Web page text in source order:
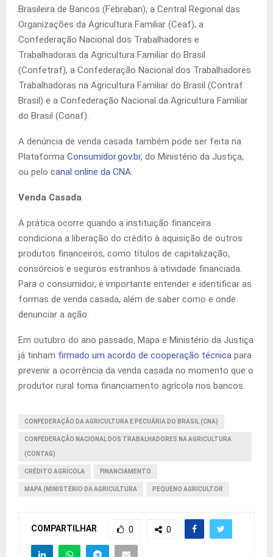
Brasileira de Bancos (Febraban), a Central Regional das
Organizações da Agricultura Familiar (Ceaf), a
Confederação Nacional dos Trabalhadores e
Trabalhadoras da Agricultura Familiar do Brasil
(Confetraf), a Confederação Nacional dos Trabalhadores
Trabalhadoras na Agricultura Familiar do Brasil (Contraf
Brasil) e a Confederação Nacional da Agricultura Familiar
do Brasil (Conaf).
A denúncia de venda casada também pode ser feita na
Plataforma Consumidor.gov.br, do Ministério da Justiça,
ou pelo canal online da CNA.
Venda Casada
A prática ocorre quando a instituição financeira
condiciona a liberação do crédito à aquisição de outros
produtos financeiros, como títulos de capitalização,
consórcios e seguros estranhos à atividade financiada.
Para o consumidor, é importante entender e identificar as
formas de venda casada, além de saber como e onde
denunciar a ação.
Em outubro do ano passado, Mapa e Ministério da Justiça
já tinham firmado um acordo de cooperação técnica para
prevenir a ocorrência da venda casada no momento que o
produtor rural toma financiamento agrícola nos bancos.
CONFEDERAÇÃO DA AGRICULTURA E PECUÁRIA DO BRASIL (CNA)
CONFEDERAÇÃO NACIONAL DOS TRABALHADORES NA AGRICULTURA
(CONTAG)
CRÉDITO AGRÍCOLA FINANCIAMENTO
MAPA (MINISTÉRIO DA AGRICULTURA PEQUENO AGRICULTOR
COMPARTILHAR 0 0